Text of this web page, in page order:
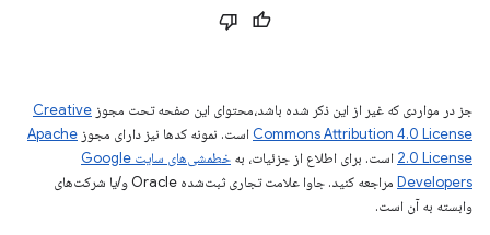
جز در مواردی که غیر از این ذکر شده باشد،‌محتوای این صفحه تحت مجوز Creative
Commons Attribution 4.0 License است. نمونه کدها نیز دارای مجوز Apache
2.0 License است. برای اطلاع از جزئیات، به
خطمشی‌های سایت Google
Developers‏
مراجعه کنید. جاوا علامت تجاری ثبت‌شده Oracle و/یا شرکت‌های
وابسته به آن است.